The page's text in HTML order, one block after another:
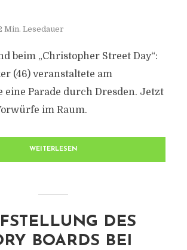
Min. Lesedauer
beim „Christopher Street Day“:
(46) veranstaltete am
eine Parade durch Dresden. Jetzt
im Raum.
WEITERLESEN
DES
BOARDS BEI